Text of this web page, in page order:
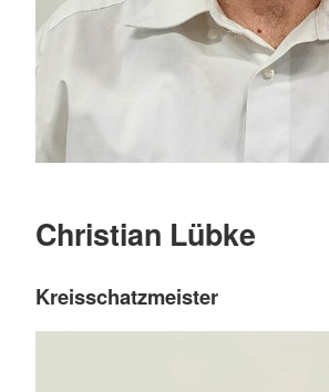
Christian Lübke
Kreisschatzmeister